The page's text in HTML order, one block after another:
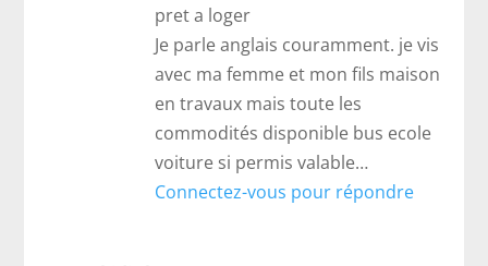
pret a loger
Je parle anglais couramment. je vis
avec ma femme et mon fils maison
en travaux mais toute les
commodités disponible bus ecole
voiture si permis valable…
Connectez-vous pour répondre